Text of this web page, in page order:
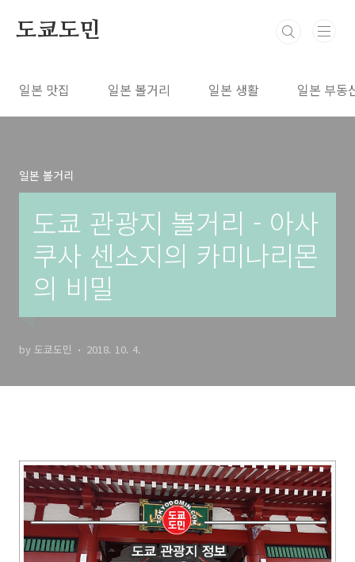
도쿄도민
일본 맛집 일본 볼거리 일본 생활 일본 부동
일본 볼거리
도쿄 관광지 볼거리 - 아사
쿠사 센소지의 카미나리몬
의 비밀
by 도쿄도민 2018. 10. 4.